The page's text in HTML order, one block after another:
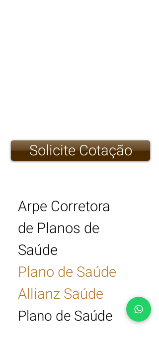
Solicite Cotação
Arpe Corretora
de Planos de
Saúde
Plano de Saúde
Allianz Saúde
Plano de Saúde